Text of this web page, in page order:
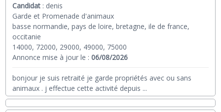
Candidat : denis
Garde et Promenade d'animaux
basse normandie, pays de loire, bretagne, ile de france,
occitanie
14000, 72000, 29000, 49000, 75000
Annonce mise à jour le :06/08/2026
bonjour je suis retraité je garde propriétés avec ou sans
animaux . j effectue cette activité depuis ...